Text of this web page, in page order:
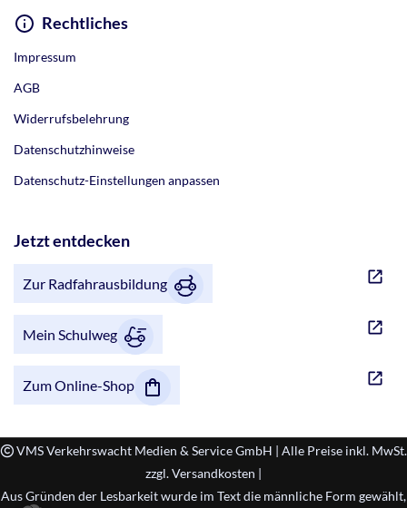
Rechtliches
Impressum
AGB
Widerrufsbelehrung
Datenschutzhinweise
Datenschutz-Einstellungen anpassen
Jetzt entdecken
Zur Radfahrausbildung
Mein Schulweg
Zum Online-Shop
VMS Verkehrswacht Medien & Service GmbH | Alle Preise inkl. MwSt.
zzgl. Versandkosten |
Aus Gründen der Lesbarkeit wurde im Text die männliche Form gewählt,